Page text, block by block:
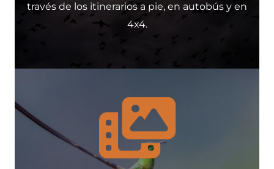
través de los itinerarios a pie, en autobús y en
4x4.